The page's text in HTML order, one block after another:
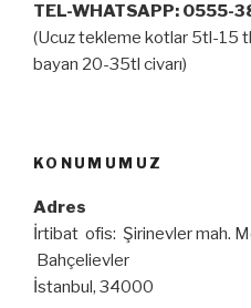
TEL-WHATSAPP: 0555-
(Ucuz tekleme kotlar 5tl-15
bayan 20-35tl civarı)
KONUMUMUZ
Adres
İrtibat ofis: Şirinevler mah.
Bahçelievler
İstanbul, 34000